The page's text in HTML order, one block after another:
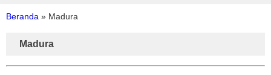
Beranda » Madura
Madura